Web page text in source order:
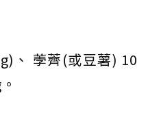
、 荸薺(或豆薯) 10